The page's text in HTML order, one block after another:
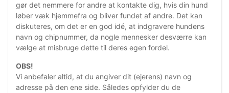
gør det nemmere for andre at kontakte dig, hvis din hund
løber væk hjemmefra og bliver fundet af andre. Det kan
diskuteres, om det er en god idé, at indgravere hundens
navn og chipnummer, da nogle mennesker desværre kan
vælge at misbruge dette til deres egen fordel.
OBS!
Vi anbefaler altid, at du angiver dit (ejerens) navn og
adresse på den ene side. Således opfylder du de